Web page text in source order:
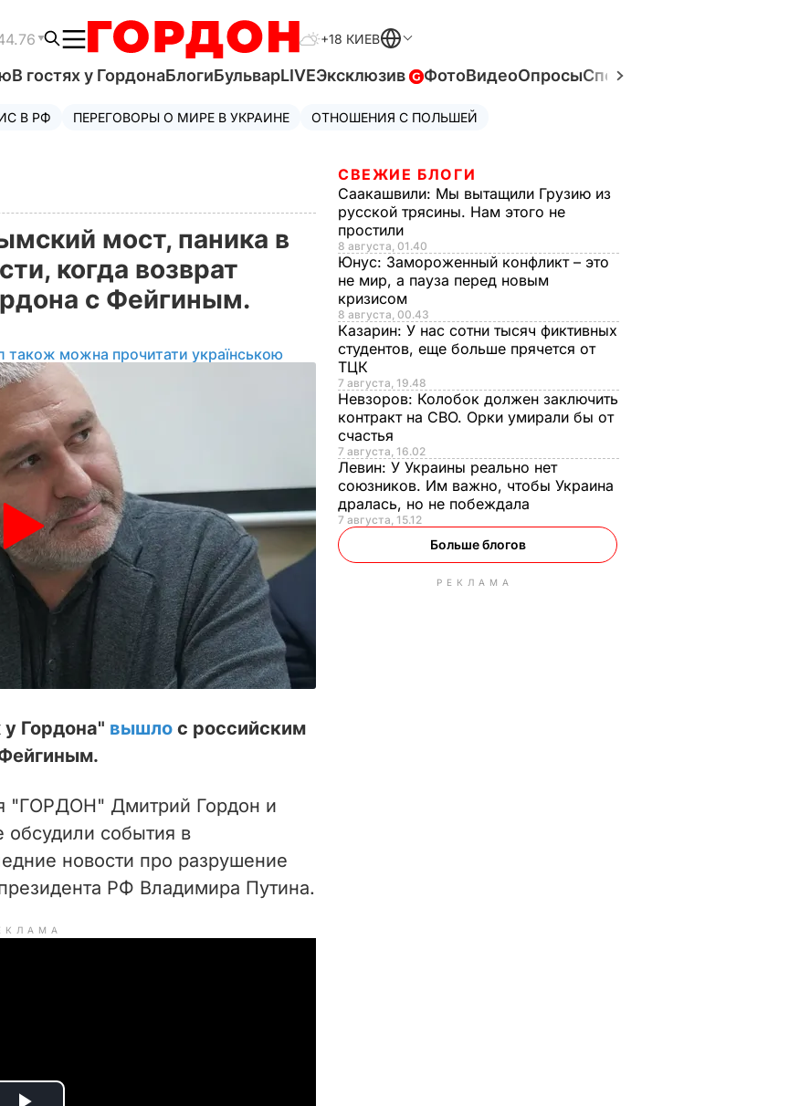
+18 КИЕВ
В гостях у ГордонаБлогиБульварLIVEЭксклюзив ФотоВидеоОпросыСпецпроекты
В РФ ПЕРЕГОВОРЫ О МИРЕ В УКРАИНЕ ОТНОШЕНИЯ С ПОЛЬШЕЙ
мост, паника в
когда возврат
с Фейгиным.
також можна прочитати українською
у Гордона" вышло с российским
"ГОРДОН" Дмитрий Гордон и
события в
новости про разрушение
РФ Владимира Путина.
СВЕЖИЕ БЛОГИ
Саакашвили: Мы вытащили Грузию из
русской трясины. Нам этого не
простили
8 августа, 01.40
Юнус: Замороженный конфликт – это
не мир, а пауза перед новым
кризисом
8 августа, 00.43
Казарин: У нас сотни тысяч фиктивных
студентов, еще больше прячется от
ТЦК
7 августа, 19.48
Невзоров: Колобок должен заключить
контракт на СВО. Орки умирали бы от
счастья
7 августа, 16.02
Левин: У Украины реально нет
союзников. Им важно, чтобы Украина
дралась, но не побеждала
7 августа, 15.12
Больше блогов
РЕКЛАМА